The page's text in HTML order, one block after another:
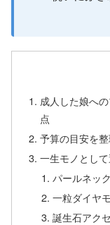
成人した娘へ
点
予算の目安を
一生モノとし
パールネッ
一粒ダイヤ
誕生石アク